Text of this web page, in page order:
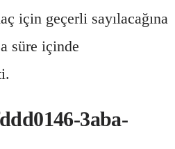
için geçerli sayılacağına
süre içinde
3aba-